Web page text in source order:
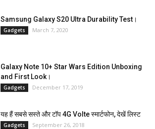
Samsung Galaxy S20 Ultra Durability Test।
Gadgets March 7, 2020
Galaxy Note 10+ Star Wars Edition Unboxing
and First Look।
Gadgets December 17, 2019
यह हैं सबसे सस्ते और टॉप 4G Volte स्मार्टफोन, देखें लिस्ट
Gadgets September 26, 2018